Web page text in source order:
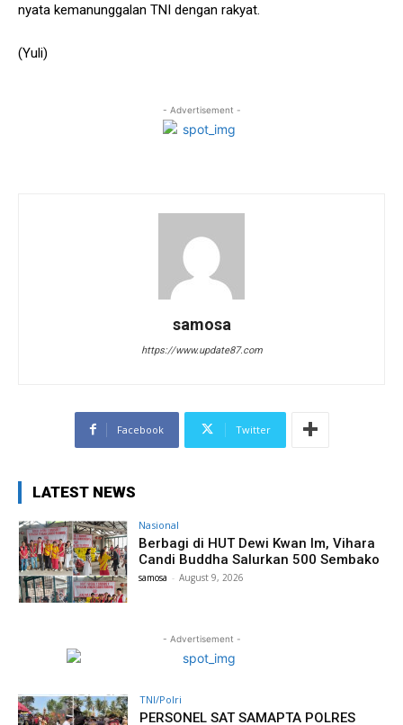
nyata kemanunggalan TNI dengan rakyat.
(Yuli)
- Advertisement -
samosa
https://www.update87.com
Facebook Twitter
LATEST NEWS
Nasional
Berbagi di HUT Dewi Kwan Im, Vihara
Candi Buddha Salurkan 500 Sembako
samosa - August 9, 2026
- Advertisement -
TNI/Polri
PERSONEL SAT SAMAPTA POLRES